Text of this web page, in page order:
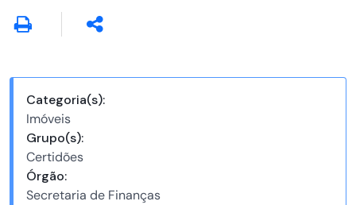
Categoria(s):
Imóveis
Grupo(s):
Certidões
Órgão:
Secretaria de Finanças